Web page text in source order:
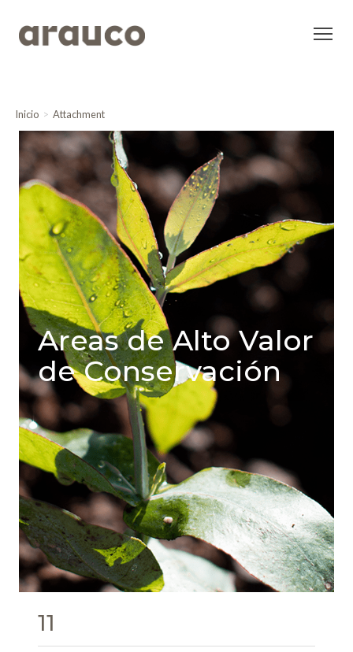
Inicio Attachment
Areas de Alto Valor
de Conservación
11